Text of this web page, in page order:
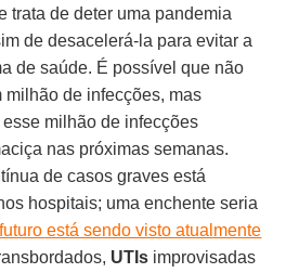
trata de deter uma pandemia
de desacelerá-la para evitar a
de saúde. É possível que não
milhão de infecções, mas
milhão de infecções
nas próximas semanas.
de casos graves está
hospitais; uma enchente seria
está sendo visto atualmente
UTIs improvisadas